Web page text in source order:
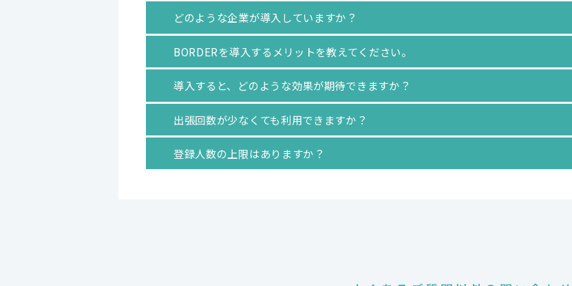
どのような企業が導入していますか？
BORDERを導入するメリットを教えてください。
導入すると、どのような効果が期待できますか？
出張回数が少なくても利用できますか？
登録人数の上限はありますか？